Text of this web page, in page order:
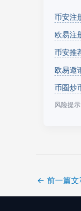
币安注
欧易注
币安推
欧易邀
币圈炒
风险提
← 前一篇文